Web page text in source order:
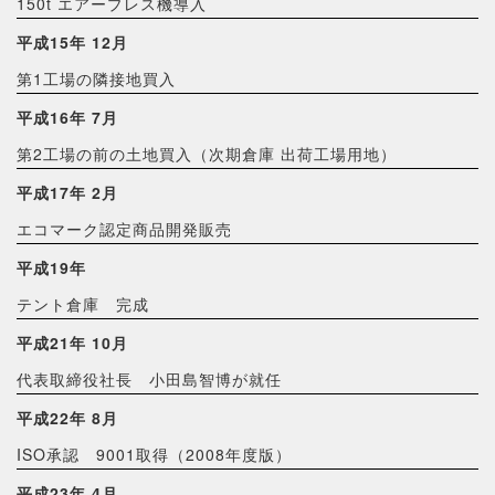
平成15年 12月
第1工場の隣接地買入
平成16年 7月
第2工場の前の土地買入（次期倉庫 出荷工場用地）
平成17年 2月
エコマーク認定商品開発販売
平成19年
テント倉庫 完成
平成21年 10月
代表取締役社長 小田島智博が就任
平成22年 8月
ISO承認 9001取得（2008年度版）